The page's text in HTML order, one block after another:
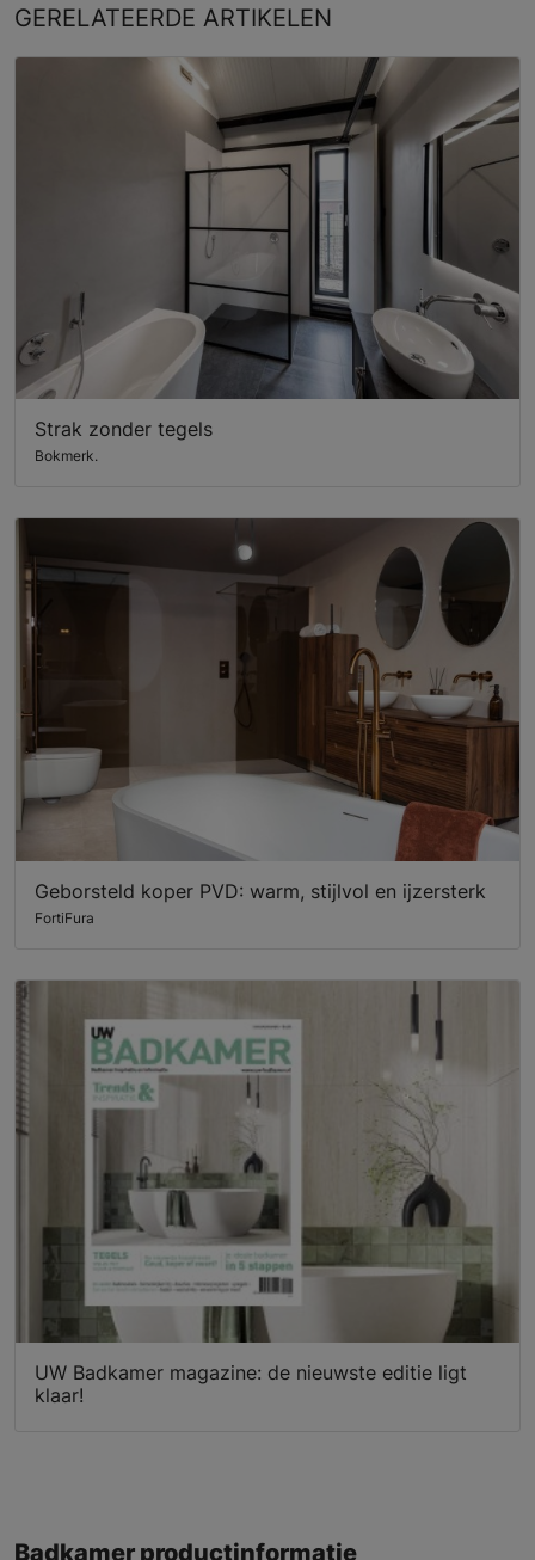
GERELATEERDE ARTIKELEN
Strak zonder tegels
Bokmerk.
Geborsteld koper PVD: warm, stijlvol en ijzersterk
FortiFura
UW Badkamer magazine: de nieuwste editie ligt
klaar!
Badkamer productinformatie